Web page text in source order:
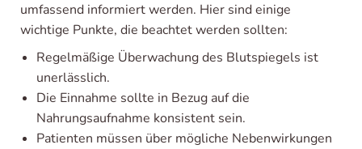
umfassend informiert werden. Hier sind einige
wichtige Punkte, die beachtet werden sollten:
Regelmäßige Überwachung des Blutspiegels ist
unerlässlich.
Die Einnahme sollte in Bezug auf die
Nahrungsaufnahme konsistent sein.
Patienten müssen über mögliche Nebenwirkungen